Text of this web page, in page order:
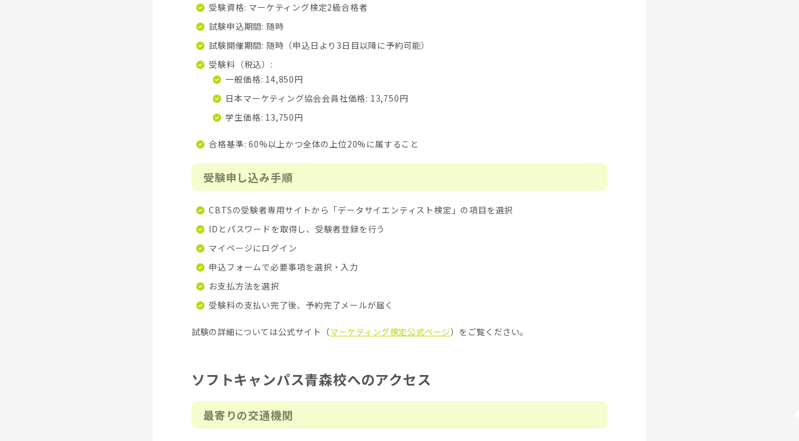
受験資格: マーケティング検定2級合格者
試験申込期間: 随時
試験開催期間: 随時（申込日より3日目以降に予約可能）
受験料（税込）:
一般価格: 14,850円
日本マーケティング協会会員社価格: 13,750円
学生価格: 13,750円
合格基準: 60%以上かつ全体の上位20%に属すること
受験申し込み手順
CBTSの受験者専用サイトから「データサイエンティスト検定」の項目を選択
IDとパスワードを取得し、受験者登録を行う
マイページにログイン
申込フォームで必要事項を選択・入力
お支払方法を選択
受験料の支払い完了後、予約完了メールが届く
試験の詳細については公式サイト（マーケティング検定公式ページ）をご覧ください。
ソフトキャンパス青森校へのアクセス
最寄りの交通機関